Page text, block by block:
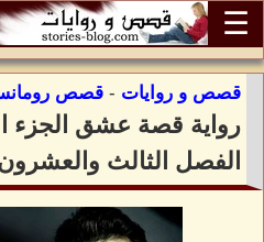
☰
قصص و روايات - قصص
رواية قصة عشق الجزء
الفصل الثالث